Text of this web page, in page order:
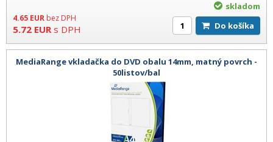
4.65 EUR bez DPH
5.72 EUR s DPH
skladom
Do košíka
MediaRange vkladačka do DVD obalu 14mm, matný povrch -
50listov/bal